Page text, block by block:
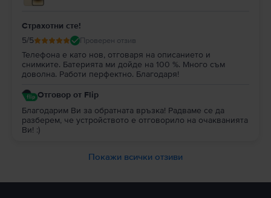
Страхотни сте!
5/5 Проверен отзив
Телефона е като нов, отговаря на описанието и
снимките. Батерията ми дойде на 100 %. Много съм
доволна. Работи перфектно. Благодаря!
Отговор от Flip
Благодарим Ви за обратната връзка! Радваме се да
разберем, че устройството е отговорило на очакванията
Ви! :)
Покажи всички отзиви